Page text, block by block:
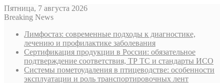
Пятница, 7 августа 2026
Breaking News
Лимфостаз: современные подходы к диагностике,
лечению и профилактике заболевания
Сертификация продукции в России: обязательное
подтверждение соответствия, ТР ТС и стандарты ИСО
Системы пометоудаления в птицеводстве: особенности
эксплуатации и роль транспортировочных лент